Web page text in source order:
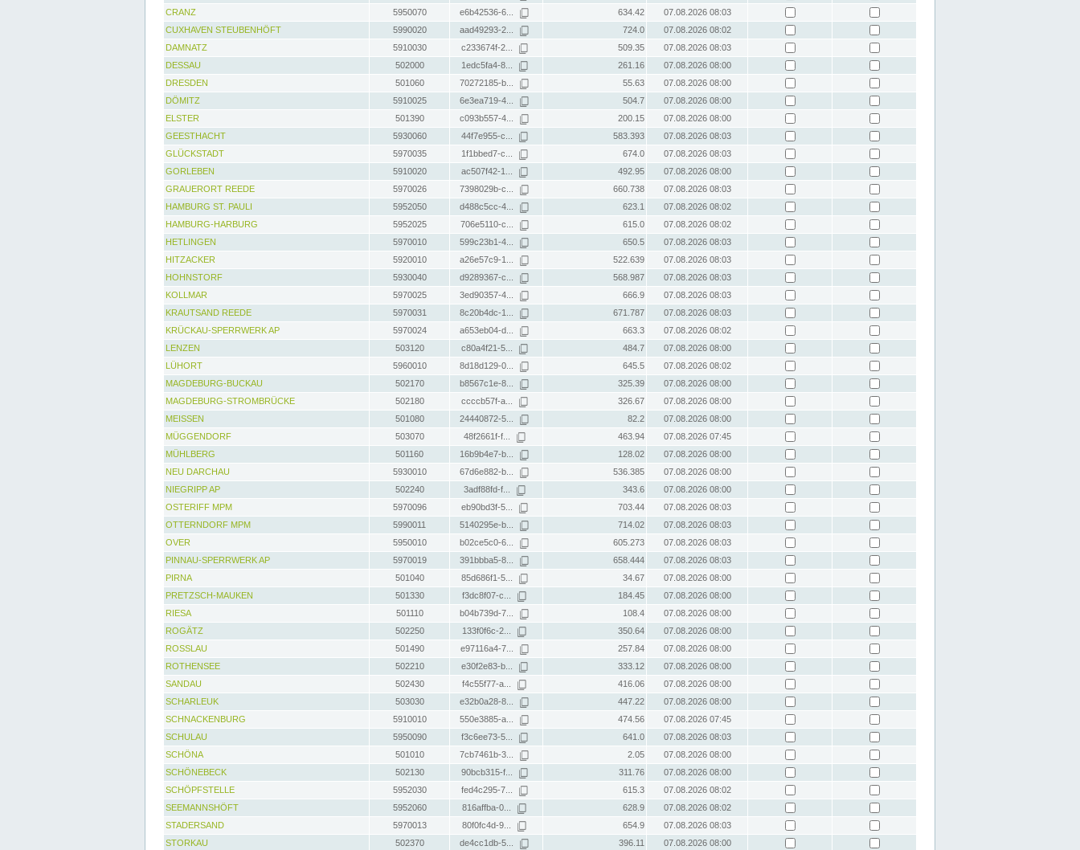
CRANZ
5950070 e6b42536-6... 634.42
07.08.2026 08:03
CUXHAVEN STEUBENHÖFT
5990020 aad49293-2... 724.0
07.08.2026 08:02
DAMNATZ
5910030 c233674f-2... 509.35
07.08.2026 08:03
DESSAU
502000 1edc5fa4-8... 261.16
07.08.2026 08:00
DRESDEN
501060 70272185-b... 55.63
07.08.2026 08:00
DÖMITZ
5910025 6e3ea719-4... 504.7
07.08.2026 08:00
ELSTER
501390 c093b557-4... 200.15
07.08.2026 08:00
GEESTHACHT
5930060 44f7e955-c... 583.393
07.08.2026 08:03
GLÜCKSTADT
5970035 1f1bbed7-c... 674.0
07.08.2026 08:03
GORLEBEN
5910020 ac507f42-1... 492.95
07.08.2026 08:00
GRAUERORT REEDE
5970026 7398029b-c... 660.738
07.08.2026 08:03
HAMBURG ST. PAULI
5952050 d488c5cc-4... 623.1
07.08.2026 08:02
HAMBURG-HARBURG
5952025 706e5110-c... 615.0
07.08.2026 08:02
HETLINGEN
5970010 599c23b1-4... 650.5
07.08.2026 08:03
HITZACKER
5920010 a26e57c9-1... 522.639
07.08.2026 08:03
HOHNSTORF
5930040 d9289367-c... 568.987
07.08.2026 08:03
KOLLMAR
5970025 3ed90357-4... 666.9
07.08.2026 08:03
KRAUTSAND REEDE
5970031 8c20b4dc-1... 671.787
07.08.2026 08:03
KRÜCKAU-SPERRWERK AP
5970024 a653eb04-d... 663.3
07.08.2026 08:02
LENZEN
503120 c80a4f21-5... 484.7
07.08.2026 08:00
LÜHORT
5960010 8d18d129-0... 645.5
07.08.2026 08:02
MAGDEBURG-BUCKAU
502170 b8567c1e-8... 325.39
07.08.2026 08:00
MAGDEBURG-STROMBRÜCKE
502180 ccccb57f-a... 326.67
07.08.2026 08:00
MEISSEN
501080 24440872-5... 82.2
07.08.2026 08:00
MÜGGENDORF
503070 48f2661f-f... 463.94
07.08.2026 07:45
MÜHLBERG
501160 16b9b4e7-b... 128.02
07.08.2026 08:00
NEU DARCHAU
5930010 67d6e882-b... 536.385
07.08.2026 08:00
NIEGRIPP AP
502240 3adf88fd-f... 343.6
07.08.2026 08:00
OSTERIFF MPM
5970096 eb90bd3f-5... 703.44
07.08.2026 08:03
OTTERNDORF MPM
5990011 5140295e-b... 714.02
07.08.2026 08:03
OVER
5950010 b02ce5c0-6... 605.273
07.08.2026 08:03
PINNAU-SPERRWERK AP
5970019 391bbba5-8... 658.444
07.08.2026 08:03
PIRNA
501040 85d686f1-5... 34.67
07.08.2026 08:00
PRETZSCH-MAUKEN
501330 f3dc8f07-c... 184.45
07.08.2026 08:00
RIESA
501110 b04b739d-7... 108.4
07.08.2026 08:00
ROGÄTZ
502250 133f0f6c-2... 350.64
07.08.2026 08:00
ROSSLAU
501490 e97116a4-7... 257.84
07.08.2026 08:00
ROTHENSEE
502210 e30f2e83-b... 333.12
07.08.2026 08:00
SANDAU
502430 f4c55f77-a... 416.06
07.08.2026 08:00
SCHARLEUK
503030 e32b0a28-8... 447.22
07.08.2026 08:00
SCHNACKENBURG
5910010 550e3885-a... 474.56
07.08.2026 07:45
SCHULAU
5950090 f3c6ee73-5... 641.0
07.08.2026 08:03
SCHÖNA
501010 7cb7461b-3... 2.05
07.08.2026 08:00
SCHÖNEBECK
502130 90bcb315-f... 311.76
07.08.2026 08:00
SCHÖPFSTELLE
5952030 fed4c295-7... 615.3
07.08.2026 08:02
SEEMANNSHÖFT
5952060 816affba-0... 628.9
07.08.2026 08:02
STADERSAND
5970013 80f0fc4d-9... 654.9
07.08.2026 08:03
STORKAU
502370 de4cc1db-5... 396.11 07.08.2026 08:00